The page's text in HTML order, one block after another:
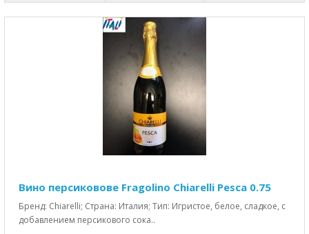
Вино персиковове Fragolino Chiarelli Pesca 0.75
Бренд: Chiarelli; Страна: Италия; Тип: Игристое, белое, сладкое, с
добавлением персикового сока..